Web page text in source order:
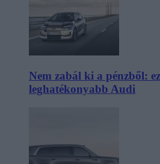
Nem zabál ki a pénzből:
leghatékonyabb Audi